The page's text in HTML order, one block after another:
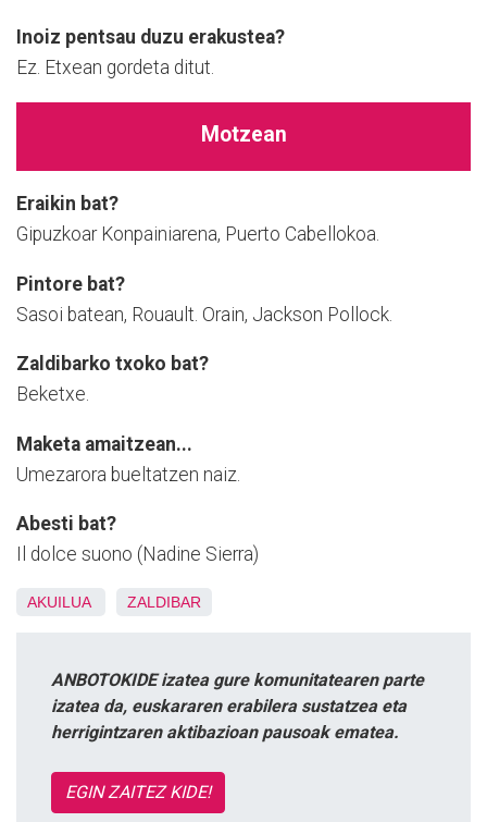
Inoiz pentsau duzu erakustea?
Ez. Etxean gordeta ditut.
Motzean
Eraikin bat?
Gipuzkoar Konpainiarena, Puerto Cabellokoa.
Pintore bat?
Sasoi batean, Rouault. Orain, Jackson Pollock.
Zaldibarko txoko bat?
Beketxe.
Maketa amaitzean...
Umezarora bueltatzen naiz.
Abesti bat?
Il dolce suono (Nadine Sierra)
AKUILUA ZALDIBAR
ANBOTOKIDE izatea gure komunitatearen parte
izatea da, euskararen erabilera sustatzea eta
herrigintzaren aktibazioan pausoak ematea.
EGIN ZAITEZ KIDE!